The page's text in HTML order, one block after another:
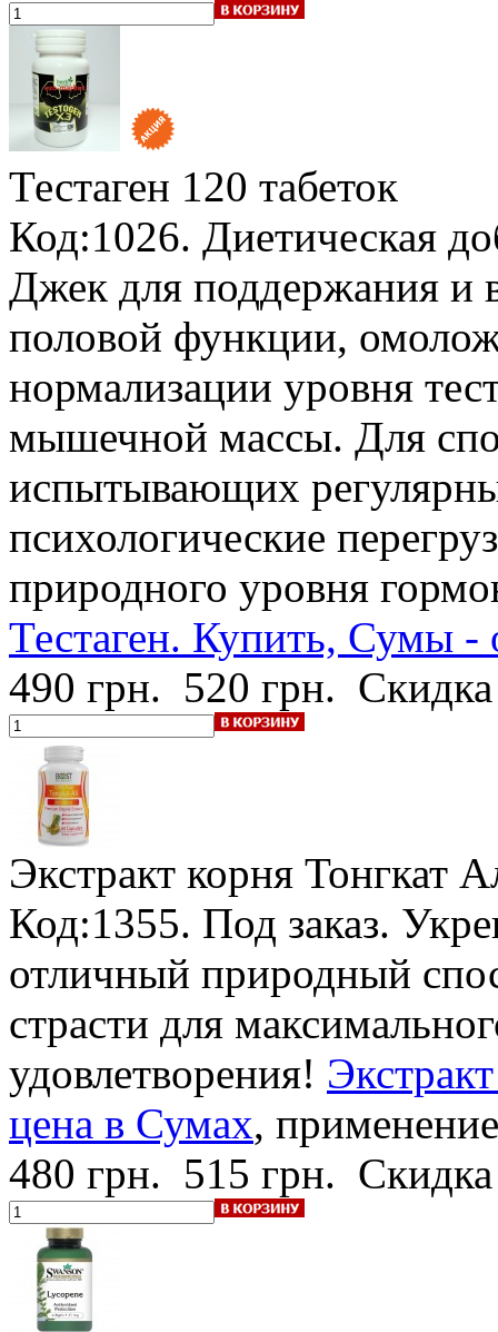
Тестаген 120 табеток
Код:1026. Диетическая
Джек для поддержания и
половой функции,
нормализации уровня
мышечной массы. Для
испытывающих
психологические
природного уровня
Тестаген. Купить, Сумы -
490 грн. 520 грн.
Экстракт корня Тонгкат
Код:1355. Под заказ.
отличный природный
страсти для
удовлетворения!
цена в Сумах,
480 грн. 515 грн.